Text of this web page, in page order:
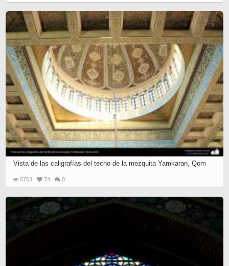
Vista de las caligrafías del techo de la mezquita Yamkaran, Qom
5753 74 0